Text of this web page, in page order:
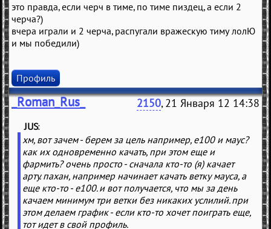
это правда, если черч в тиме, по тиме пиздец, а если 2
черча?)
вчера играли и 2 черча, распугали вражескую тиму лолЮ
и мы победили)
Профиль
_Roman_Rus_ 2150, 21 Января 12 14:38
(JUS
хм, вот зачем - берем за цель например, е100 и маус?
как их одновременно качать, при этом еще и
фармить? очень просто - сначала кто-то (я) качает
арту. пахан, например начинает качать ветку мауса, а
еще кто-то - е100. и вот получается, что мы за день
качаем минимум три ветки без никаких услилий. при
этом делаем график - если кто-то хочет поиграть еще,
тот идет в свой профиль.